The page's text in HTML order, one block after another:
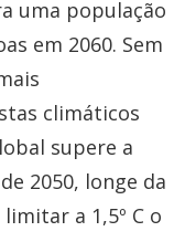
uma população
em 2060. Sem
climáticos
supere a
2050, longe da
a 1,5º C o